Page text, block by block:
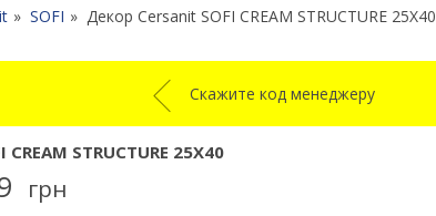
SOFI Декор Cersanit SOFI CREAM STRUCTURE 25X40
Скажите код менеджеру
CREAM STRUCTURE 25X40
грн